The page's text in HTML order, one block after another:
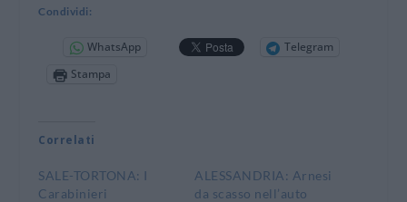
Condividi:
WhatsApp
Telegram
Stampa
Correlati
SALE-TORTONA: I
Carabinieri
ALESSANDRIA: Arnesi
da scasso nell’auto